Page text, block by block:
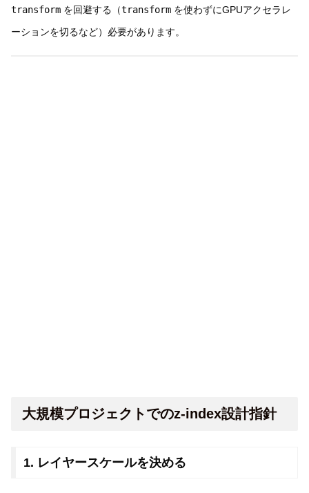
transform を回避する（transform を使わずにGPUアクセラレ
ーションを切るなど）必要があります。
大規模プロジェクトでのz-index設計指針
1. レイヤースケールを決める